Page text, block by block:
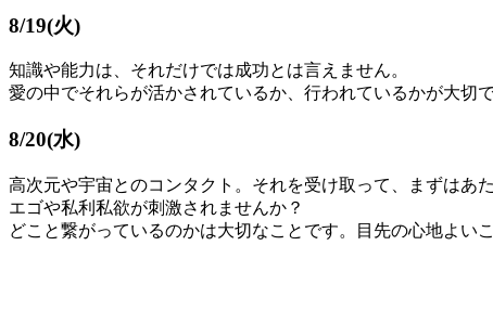
8/19(火)
知識や能力は、それだけでは成功とは言えません。
愛の中でそれらが活かされているか、行われているかが大切で
8/20(水)
高次元や宇宙とのコンタクト。それを受け取って、まずはあ
エゴや私利私欲が刺激されませんか？
どこと繋がっているのかは大切なことです。目先の心地よい